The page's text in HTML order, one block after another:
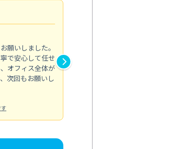
願いしました。
で安心して任せ
オフィス全体が
次回もお願いし